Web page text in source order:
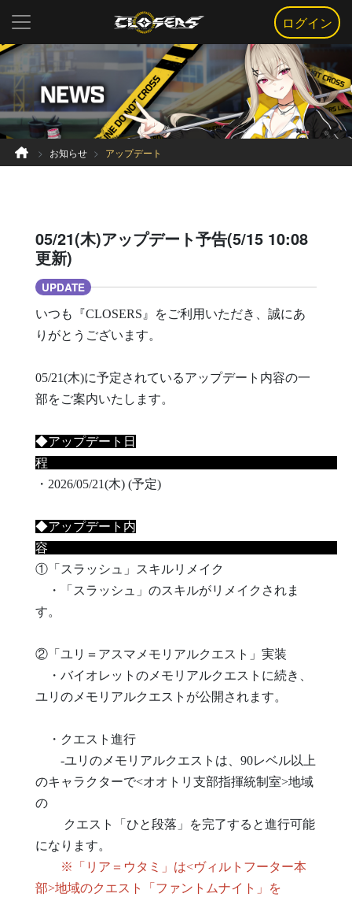
ログイン
お知らせ アップデート
05/21(木)アップデート予告(5/15 10:08
更新)
UPDATE
いつも『CLOSERS』をご利用いただき、誠にあ
りがとうございます。
05/21(木)に予定されているアップデート内容の一
部をご案内いたします。
◆アップデート日
程
・2026/05/21(木) (予定)
◆アップデート内
容
①「スラッシュ」スキルリメイク
・「スラッシュ」のスキルがリメイクされま
す。
②「ユリ＝アスマメモリアルクエスト」実装
・バイオレットのメモリアルクエストに続き、
ユリのメモリアルクエストが公開されます。
・クエスト進行
-ユリのメモリアルクエストは、90レベル以上
のキャラクターで<オオトリ支部指揮統制室>地域
の
クエスト「ひと段落」を完了すると進行可能
になります。
※「リア＝ウタミ」は<ヴィルトフーター本
部>地域のクエスト「ファントムナイト」を